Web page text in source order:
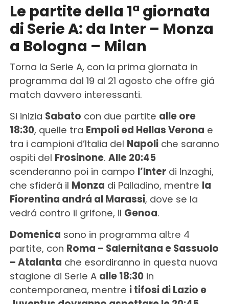
Le partite della 1ª giornata
di Serie A: da Inter – Monza
a Bologna – Milan
Torna la Serie A, con la prima giornata in
programma dal 19 al 21 agosto che offre giá
match davvero interessanti.
Si inizia Sabato con due partite alle ore
18:30, quelle tra Empoli ed Hellas Verona e
tra i campioni d’Italia del Napoliche saranno
ospiti del Frosinone. Alle 20:45
scenderanno poi in campo l’Interdi Inzaghi,
che sfiderá il Monza di Palladino, mentre la
Fiorentina andrá al Marassi, dove se la
vedrá contro il grifone, il Genoa.
Domenica sono in programma altre 4
partite, con Roma – Salernitana e Sassuolo
– Atalanta che esordiranno in questa nuova
stagione di Serie A alle 18:30in
contemporanea, mentre i tifosi di Lazio e